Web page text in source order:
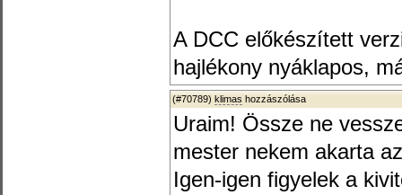
A DCC előkészített
hajlékony nyáklapos,
(#70789) klimas hozzászólása
Uraim! Össze ne
mester nekem akarta
Igen-igen figyelek a